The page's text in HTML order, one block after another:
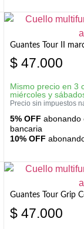
Guantes Tour II
$ 47.000
Mismo precio en 3
miércoles y
Precio sin impuestos
5% OFF abonando
bancaria
10% OFF
Guantes Tour Grip
$ 47.000